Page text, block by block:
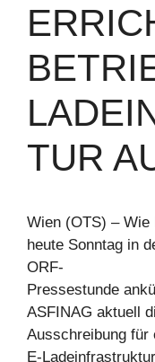
TUR
Wien (OTS) –
heute Sonntag in
ORF-
Pressestunde
ASFINAG aktuell
Ausschreibung für
E-Ladeinfrastruktur